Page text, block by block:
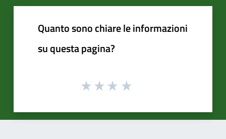
Quanto sono chiare le informazioni
su questa pagina?